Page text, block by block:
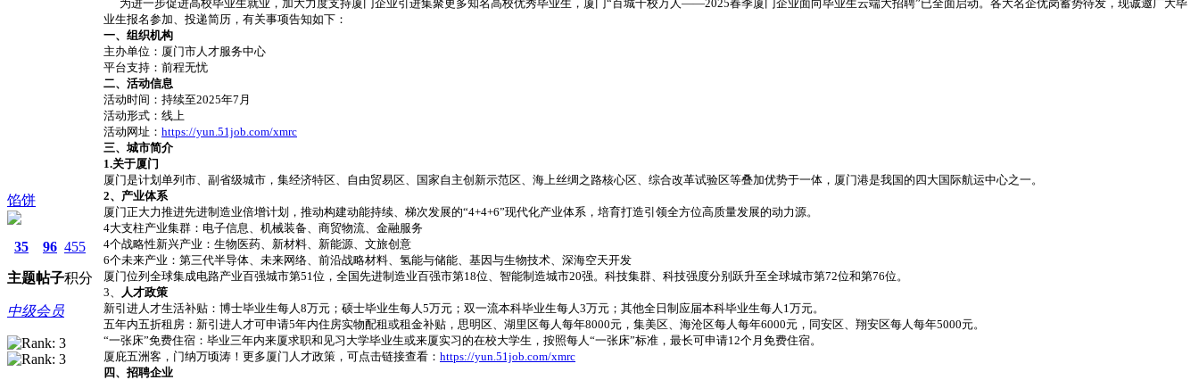
馅饼
35
主题
96
帖子
455
积分
中级会员
为进一步促进高校毕业生就业，加大力度支持厦门企业引进集聚更多知名高校优秀毕业生，厦门“百城千校万人——2025春季厦门企业面向毕业生云端大招聘”已全面启动。各大名企优岗蓄势待发，现诚邀广大毕
业生报名参加、投递简历，有关事项告知如下：
一、组织机构
主办单位：厦门市人才服务中心
平台支持：前程无忧
二、活动信息
活动时间：持续至2025年7月
活动形式：线上
活动网址： https://yun.51job.com/xmrc
三、城市简介
1.关于厦门
厦门是计划单列市、副省级城市，集经济特区、自由贸易区、国家自主创新示范区、海上丝绸之路核心区、综合改革试验区等叠加优势于一体，厦门港是我国的四大国际航运中心之一。
2、产业体系
厦门正大力推进先进制造业倍增计划，推动构建动能持续、梯次发展的“4+4+6”现代化产业体系，培育打造引领全方位高质量发展的动力源。
4大支柱产业集群：电子信息、机械装备、商贸物流、金融服务
4个战略性新兴产业：生物医药、新材料、新能源、文旅创意
6个未来产业：第三代半导体、未来网络、前沿战略材料、氢能与储能、基因与生物技术、深海空天开发
厦门位列全球集成电路产业百强城市第51位，全国先进制造业百强市第18位、智能制造城市20强。科技集群、科技强度分别跃升至全球城市第72位和第76位。
3、
人才政策
新引进人才生活补贴：博士毕业生每人8万元；硕士毕业生每人5万元；双一流本科毕业生每人3万元；其他全日制应届本科毕业生每人1万元。
五年内五折租房：新引进人才可申请5年内住房实物配租或租金补贴，思明区、湖里区每人每年8000元，集美区、海沧区每人每年6000元，同安区、翔安区每人每年5000元。
“一张床”免费住宿：毕业三年内来厦求职和见习大学毕业生或来厦实习的在校大学生，按照每人“一张床”标准，最长可申请12个月免费住宿。
厦庇五洲客，门纳万顷涛！更多厦门人才政策，可点击链接查看： https://yun.51job.com/xmrc
四、招聘企业